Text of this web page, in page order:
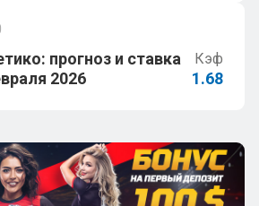
прогноз и ставка
2026
Кэф
1.68